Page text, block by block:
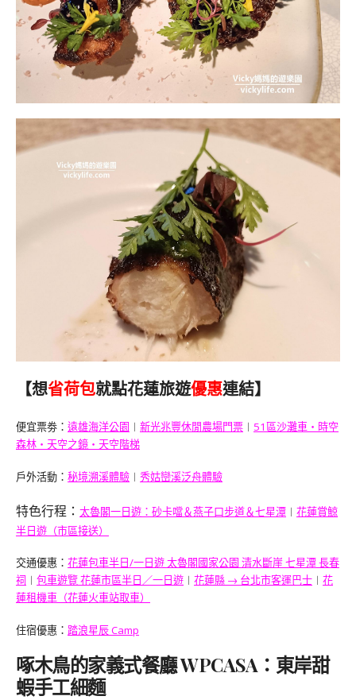
【想省荷包就點花蓮旅遊優惠連結】
便宜票劵： 遠雄海洋公園 ︱ 新光兆豐休閒農場門票 ︱ 51區沙灘車・時空
森林・天空之鏡・天空階梯
戶外活動： 秘境溯溪體驗 ︱ 秀姑巒溪泛舟體驗
特色行程： 太魯閣一日遊：砂卡噹＆燕子口步道＆七星潭 ︱ 花蓮賞鯨
半日遊（市區接送）
交通優惠： 花蓮包車半日/一日遊 太魯閣國家公園 清水斷崖 七星潭 長春
祠 ︱ 包車遊覽 花蓮市區半日／一日遊 ︱ 花蓮縣 → 台北市客運巴士 ︱ 花
蓮租機車（花蓮火車站取車）
住宿優惠： 踏浪星辰 Camp
啄木鳥的家義式餐廳 WPCASA：東岸甜
蝦手工細麵